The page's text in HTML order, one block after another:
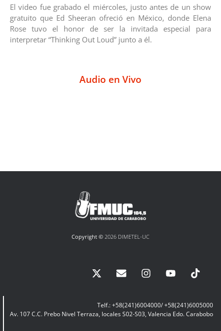
El video fue grabado el miércoles, justo antes de un show
gratuito que Ed Sheeran ofreció en México, donde Elena
Rose tuvo el honor de ser la invitada especial para
interpretar “Thinking Out Loud” junto a él.
Audio en Vivo
Copyright © 2026 DIMETEL-UC
Telf.: +58(241)6004000/ +58(241)6005000
Av. 107 C.C. Prebo Nivel Terraza, locales S02-S03, Valencia Edo. Carabobo